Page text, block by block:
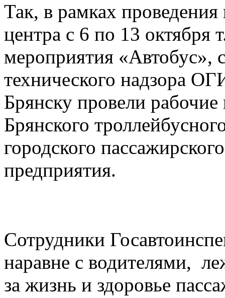
Так, в рамках проведения
центра с 6 по 13 октября
мероприятия «Автобус»,
технического надзора
Брянску провели
Брянского
городского
предприятия.
Сотрудники
наравне с водителями,
за жизнь и здоровье